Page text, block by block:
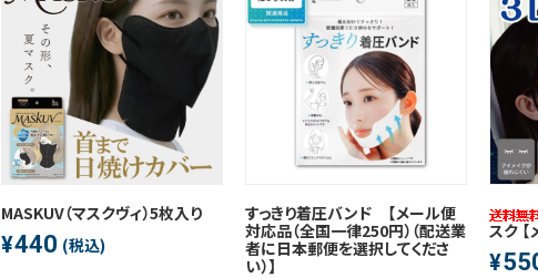
MASKUV（マスクヴィ）5枚入り
¥440 (税込)
すっきり着圧バンド 【メール便
対応品（全国一律250円）（配送業
者に日本郵便を選択してくださ
い）】
スク
¥